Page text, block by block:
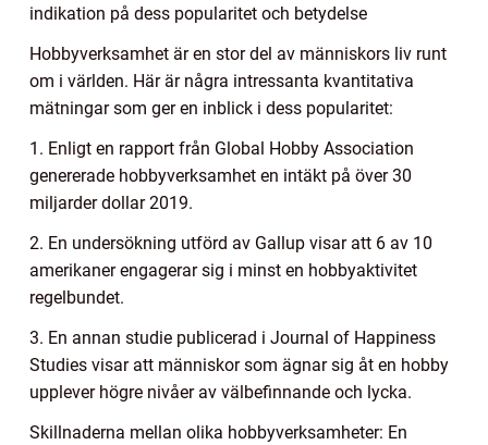
indikation på dess popularitet och betydelse
Hobbyverksamhet är en stor del av människors liv runt
om i världen. Här är några intressanta kvantitativa
mätningar som ger en inblick i dess popularitet:
1. Enligt en rapport från Global Hobby Association
genererade hobbyverksamhet en intäkt på över 30
miljarder dollar 2019.
2. En undersökning utförd av Gallup visar att 6 av 10
amerikaner engagerar sig i minst en hobbyaktivitet
regelbundet.
3. En annan studie publicerad i Journal of Happiness
Studies visar att människor som ägnar sig åt en hobby
upplever högre nivåer av välbefinnande och lycka.
Skillnaderna mellan olika hobbyverksamheter: En